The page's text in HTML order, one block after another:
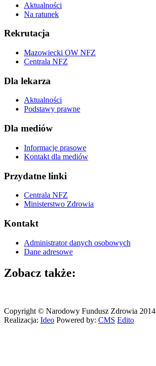
Aktualności
Na ratunek
Rekrutacja
Mazowiecki OW NFZ
Centrala NFZ
Dla lekarza
Aktualności
Podstawy prawne
Dla mediów
Informacje prasowe
Kontakt dla mediów
Przydatne linki
Centrala NFZ
Ministerstwo Zdrowia
Kontakt
Administrator danych osobowych
Dane adresowe
Zobacz także:
Copyright © Narodowy Fundusz Zdrowia 2014
Realizacja: Ideo Powered by: CMS Edito